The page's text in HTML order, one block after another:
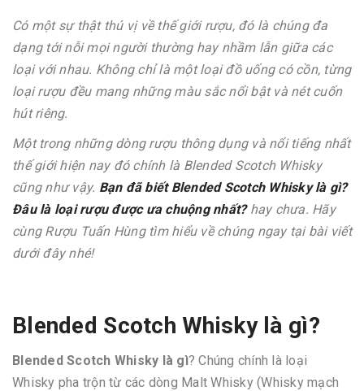
Có một sự thật thú vị về thế giới rượu, đó là chúng đa
dạng tới nỗi mọi người thường hay nhầm lẫn giữa các
loại với nhau. Không chỉ là một loại đồ uống có cồn, từng
loại rượu đều mang những màu sắc nổi bật và nét cuốn
hút riêng.
Một trong những dòng rượu thông dụng và nổi tiếng nhất
thế giới hiện nay đó chính là Blended Scotch Whisky
cũng như vậy. Bạn đã biết Blended Scotch Whisky là gì?
Đâu là loại rượu được ưa chuộng nhất?hay chưa. Hãy
cùng Rượu Tuấn Hùng tìm hiểu về chúng ngay tại bài viết
dưới đây nhé!
Blended Scotch Whisky là gì?
Blended Scotch Whisky là gì? Chúng chính là loại
Whisky pha trộn từ các dòng Malt Whisky (Whisky mạch